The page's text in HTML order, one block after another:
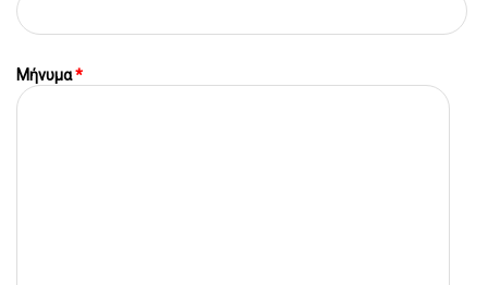
Μήνυμα*